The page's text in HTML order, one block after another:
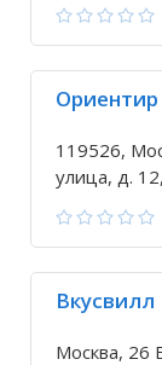
Ориентир
119526,
улица, д.
Вкусвилл
Москва, 26